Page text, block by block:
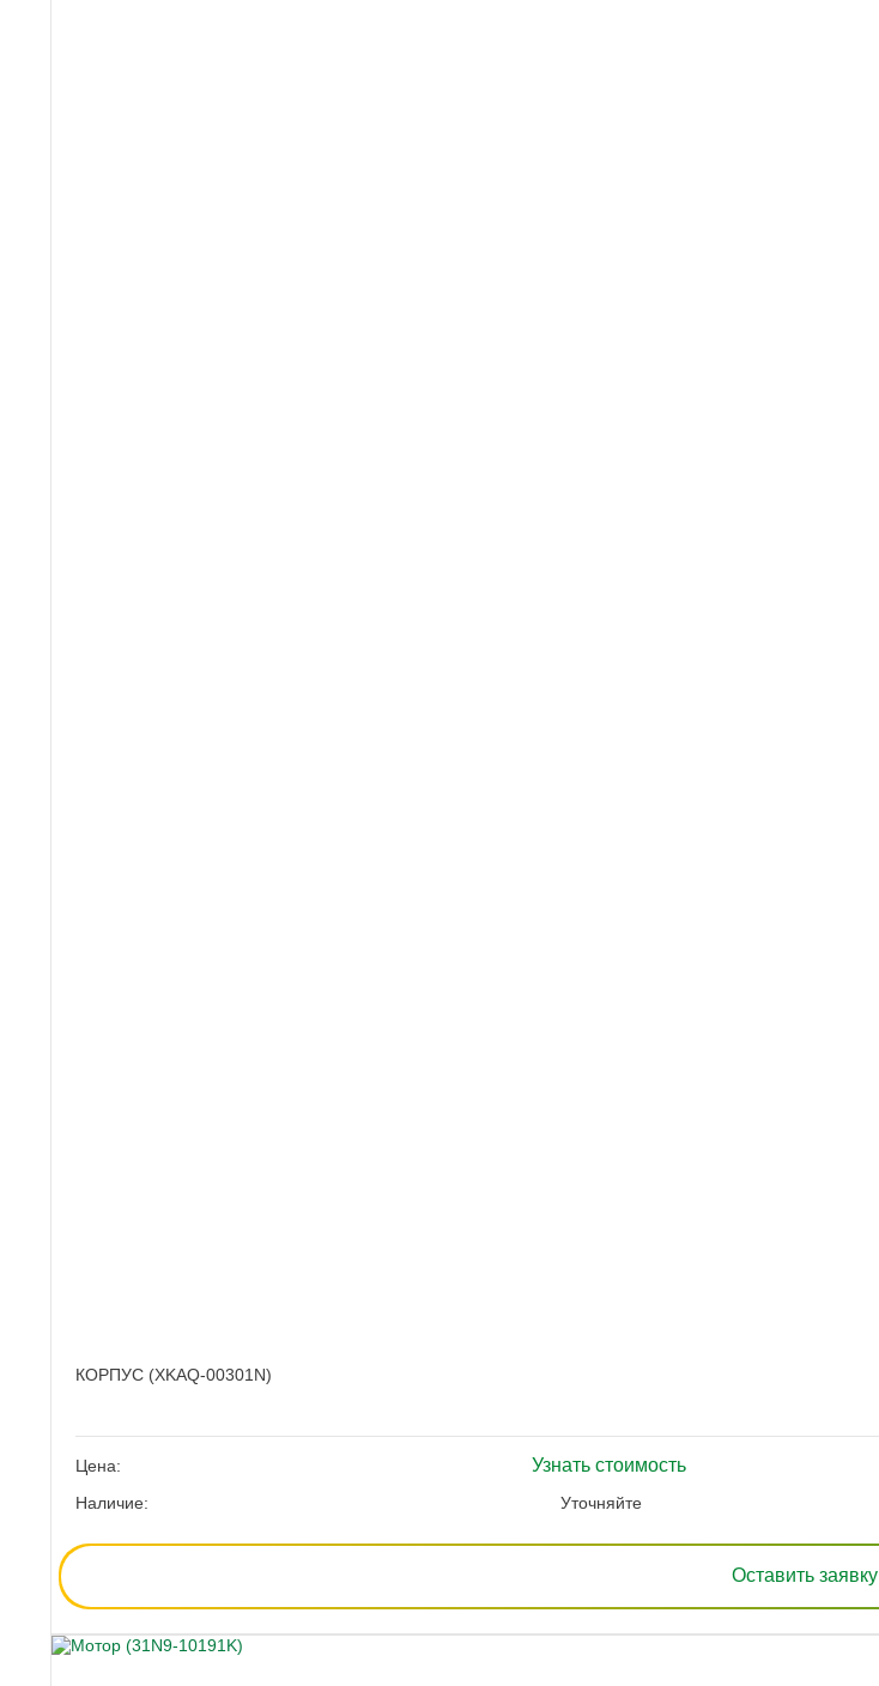
КОРПУС (XKAQ-00301N)
Цена: Узнать стоимость
Наличие: Уточняйте
Оставить заявку